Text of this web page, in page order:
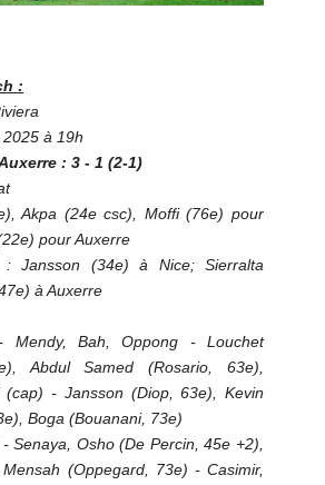
:
à 19h
: 3 - 1 (2-1)
Akpa (24e csc), Moffi (76e) pour
pour Auxerre
: Jansson (34e) à Nice; Sierralta
à Auxerre
Mendy, Bah, Oppong - Louchet
Abdul Samed (Rosario, 63e),
(cap) - Jansson (Diop, 63e), Kevin
Boga (Bouanani, 73e)
Senaya, Osho (De Percin, 45e +2),
(Oppegard, 73e) - Casimir,